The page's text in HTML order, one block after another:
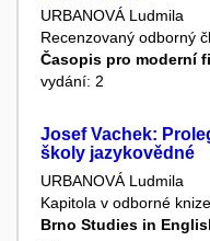
URBANOVÁ Ludmila
Recenzovaný odborný
Časopis pro moderní
vydání: 2
Josef Vachek:
školy jazykovědné
URBANOVÁ Ludmila
Kapitola v odborné knize
Brno Studies in